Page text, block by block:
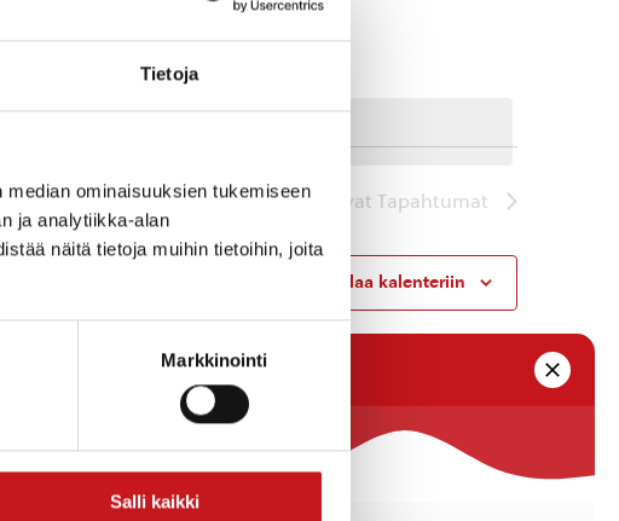
Tietoja
ominaisuuksien tukemiseen
ja analytiikka-alan
näitä tietoja muihin tietoihin, joita
Markkinointi
Salli kaikki
Seuraavat Tapahtumat
Tilaa kalenteriin